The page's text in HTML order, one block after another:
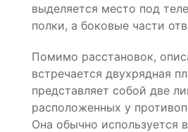
выделяется место под
полки, а боковые части
Помимо расстановок,
встречается двухрядная
представляет собой две
расположенных у
Она обычно используется